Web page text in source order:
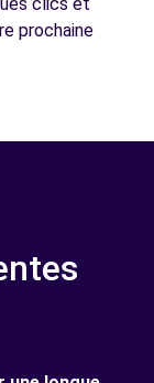
prochaine